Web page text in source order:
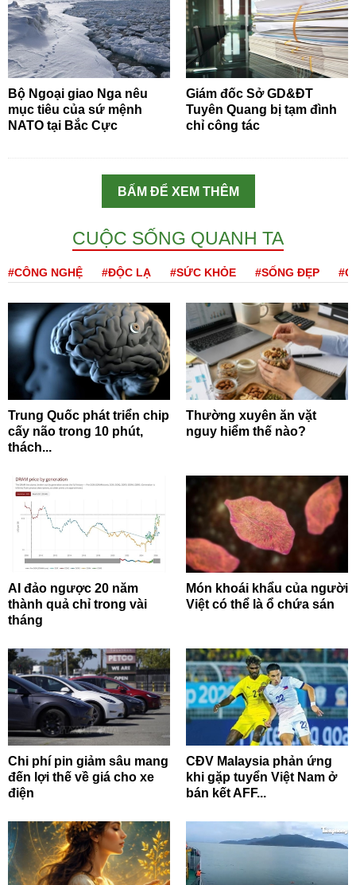
Bộ Ngoại giao Nga nêu
mục tiêu của sứ mệnh
NATO tại Bắc Cực
Giám đốc Sở GD&ĐT
Tuyên Quang bị tạm đình
chỉ công tác
BẤM ĐỂ XEM THÊM
CUỘC SỐNG QUANH TA
#CÔNG NGHỆ #ĐỘC LẠ #SỨC KHỎE #SỐNG ĐẸP
Trung Quốc phát triển chip
cấy não trong 10 phút,
thách...
Thường xuyên ăn vặt
nguy hiểm thế nào?
AI đảo ngược 20 năm
thành quả chỉ trong vài
tháng
Món khoái khẩu của người
Việt có thể là ổ chứa sán
Chi phí pin giảm sâu mang
đến lợi thế về giá cho xe
điện
CĐV Malaysia phản ứng
khi gặp tuyển Việt Nam ở
bán kết AFF...